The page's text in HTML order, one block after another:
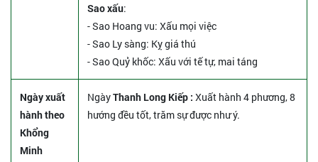
Sao xấu:
- Sao Hoang vu: Xấu mọi việc
- Sao Ly sàng: Kỵ giá thú
- Sao Quỷ khốc: Xấu với tế tự, mai táng
Ngày xuất
hành theo
Khổng
Minh
NgàyThanh Long Kiếp : Xuất hành 4 phương, 8
hướng đều tốt, trăm sự được như ý.